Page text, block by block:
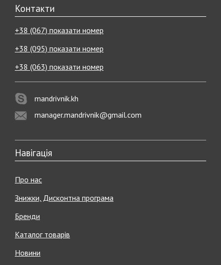
Контакти
+38 (067) показати номер
+38 (095) показати номер
+38 (063) показати номер
mandrivnik.kh
manager.mandrivnik@gmail.com
Навігація
Про нас
Знижки, Дисконтна програма
Бренди
Каталог товарів
Новини